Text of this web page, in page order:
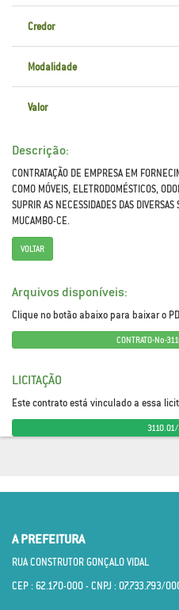
Credor
Modalidade
Valor
Descrição:
CONTRATAÇÃO DE EMPRESA EM
COMO MÓVEIS, ELETRODOMÉSTICOS,
SUPRIR AS NECESSIDADES DAS
MUCAMBO-CE.
VOLTAR
Arquivos disponíveis:
Clique no botão abaixo para baixar o
CONTRATO-No-
LICITAÇÃO
Este contrato está vinculado a essa
A PREFEITURA
RUA CONSTRUTOR GONÇALO VIDAL
CEP : 62.170­-000 - CNPJ : 07.733.793/